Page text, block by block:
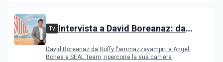
Tv Intervista a David Boreanaz: da
Bones e SEAL Team
David Boreanaz da Buffy l'ammazzavampiri a Angel,
Bones e SEAL Team, ripercorre la sua carriera